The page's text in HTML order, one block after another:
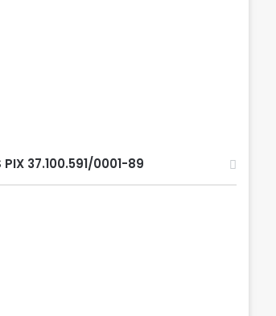
PIX 37.100.591/0001-89